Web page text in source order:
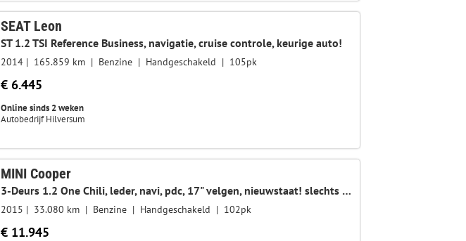
SEAT Leon
ST 1.2 TSI Reference Business, navigatie, cruise controle, keurige auto!
2014 165.859 km Benzine Handgeschakeld 105pk
€ 6.445
Online sinds 2 weken
Autobedrijf Hilversum
MINI Cooper
3-Deurs 1.2 One Chili, leder, navi, pdc, 17" velgen, nieuwstaat! slechts 33.000km
2015 33.080 km Benzine Handgeschakeld 102pk
€ 11.945